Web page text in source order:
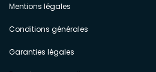
Mentions légales
Conditions générales
Garanties légales